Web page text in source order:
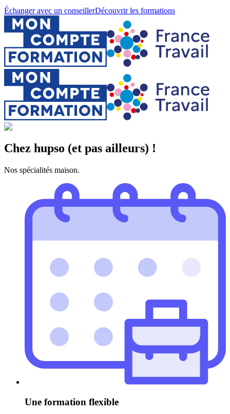
Échanger avec un conseillerDécouvrir les formations
Chez hupso (et pas ailleurs) !
Nos spécialités maison.
Une formation flexible